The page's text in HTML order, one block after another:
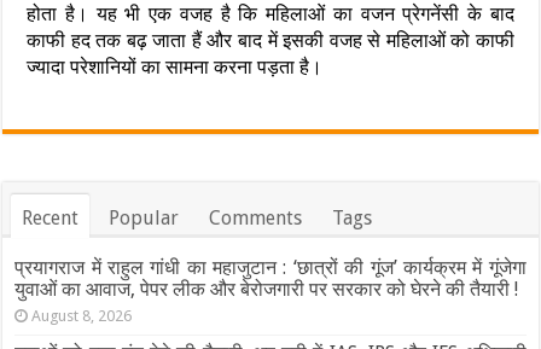
होता है। यह भी एक वजह है कि महिलाओं का वजन प्रेगनेंसी के बाद
काफी हद तक बढ़ जाता हैं और बाद में इसकी वजह से महिलाओं को काफी
ज्यादा परेशानियों का सामना करना पड़ता है।
Recent Popular Comments Tags
प्रयागराज में राहुल गांधी का महाजुटान : ‘छात्रों की गूंज’ कार्यक्रम में गूंजेगा
युवाओं का आवाज, पेपर लीक और बेरोजगारी पर सरकार को घेरने की तैयारी !
August 8, 2026